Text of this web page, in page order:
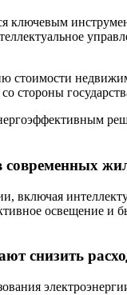
стоимости
стороны
современных
освещение и
снизить